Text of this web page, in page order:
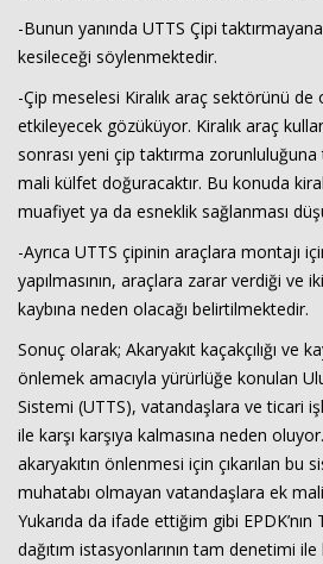
-Bunun yanında UTTS Çipi
kesileceği söylenmektedir.
-Çip meselesi Kiralık araç sektörünü
etkileyecek gözüküyor. Kiralık araç
sonrası yeni çip taktırma
mali külfet doğuracaktır. Bu konuda
muafiyet ya da esneklik sağlanması
-Ayrıca UTTS çipinin araçlara montajı
yapılmasının, araçlara zarar verdiği ve
kaybına neden olacağı belirtilmektedir.
Sonuç olarak; Akaryakıt kaçakçılığı ve
önlemek amacıyla yürürlüğe konulan
Sistemi (UTTS), vatandaşlara ve ticari
ile karşı karşıya kalmasına neden
akaryakıtın önlenmesi için çıkarılan bu
muhatabı olmayan vatandaşlara ek
Yukarıda da ifade ettiğim gibi EPDK’nın
dağıtım istasyonlarının tam denetimi